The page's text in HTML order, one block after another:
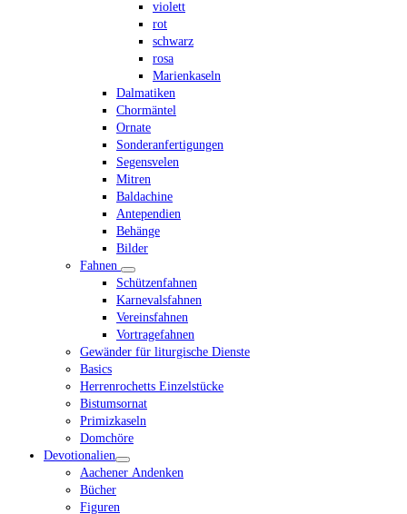
violett
rot
schwarz
rosa
Marienkaseln
Dalmatiken
Chormäntel
Ornate
Sonderanfertigungen
Segensvelen
Mitren
Baldachine
Antependien
Behänge
Bilder
Fahnen
Schützenfahnen
Karnevalsfahnen
Vereinsfahnen
Vortragefahnen
Gewänder für liturgische Dienste
Basics
Herrenrochetts Einzelstücke
Bistumsornat
Primizkaseln
Domchöre
Devotionalien
Aachener Andenken
Bücher
Figuren